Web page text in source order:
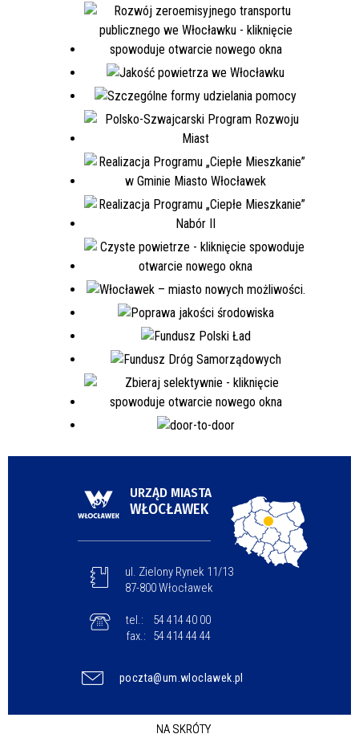
URZĄD MIASTA
WŁOCŁAWEK
ul. Zielony Rynek 11/13
87-800 Włocławek
tel.:
54 414 40 00
fax.:
54 414 44 44
poczta@um.wloclawek.pl
NA SKRÓTY